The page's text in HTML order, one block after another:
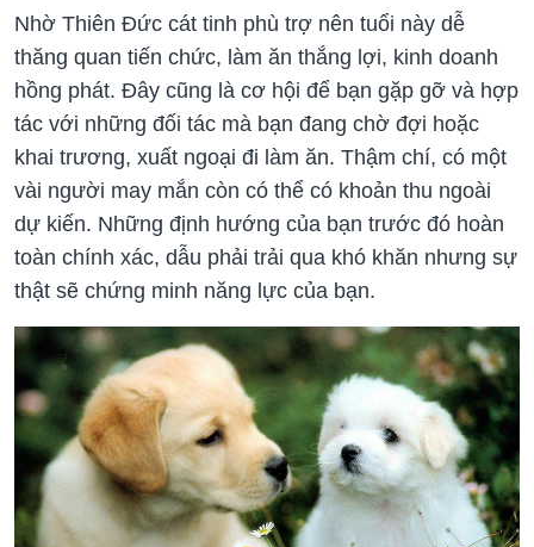
Nhờ Thiên Đức cát tinh phù trợ nên tuổi này dễ
thăng quan tiến chức, làm ăn thắng lợi, kinh doanh
hồng phát. Đây cũng là cơ hội để bạn gặp gỡ và hợp
tác với những đối tác mà bạn đang chờ đợi hoặc
khai trương, xuất ngoại đi làm ăn. Thậm chí, có một
vài người may mắn còn có thể có khoản thu ngoài
dự kiến. Những định hướng của bạn trước đó hoàn
toàn chính xác, dẫu phải trải qua khó khăn nhưng sự
thật sẽ chứng minh năng lực của bạn.